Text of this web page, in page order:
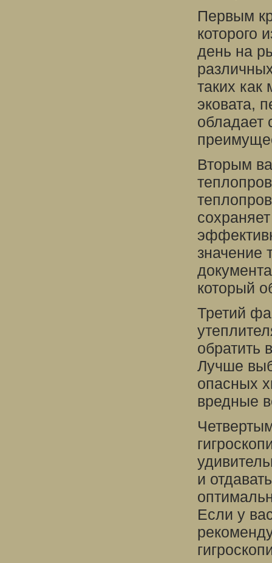
Первым
которого
день на
таких как
эковата,
обладает
Вторым
значение
который
Третий
обратить
Лучше
опасных
вредные
и
Если у